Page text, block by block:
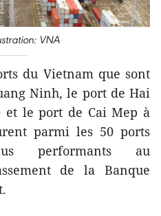
VNA
du Vietnam que sont
Ninh, le port de Hai
et le port de Cai Mep à
parmi les 50 ports
performants au
de la Banque